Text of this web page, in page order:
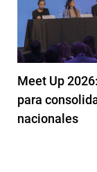
Meet Up
para
nacionales